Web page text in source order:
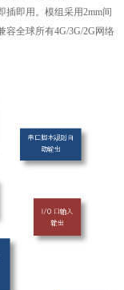
插即用。模组采用2mm间
容全球所有4G/3G/2G网络